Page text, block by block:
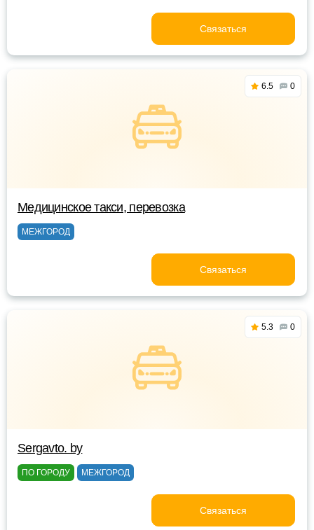
Связаться
6.5 0
Медицинское такси, перевозка
МЕЖГОРОД
Связаться
5.3 0
Sergavto. by
ПО ГОРОДУ МЕЖГОРОД
Связаться